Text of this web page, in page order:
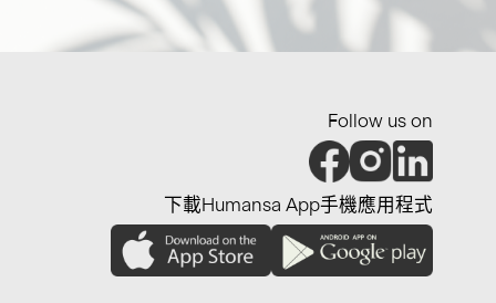
Follow us on
下載Humansa App手機應用程式